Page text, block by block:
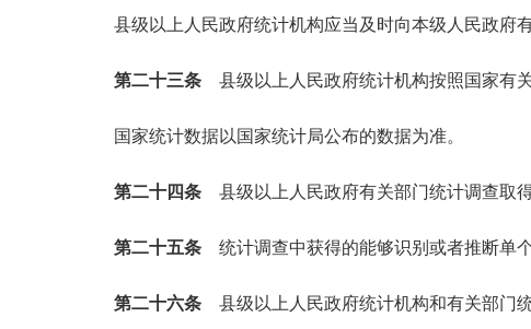
县级以上人民政府统计机构应当及时向本级人民政府有
第二十三条 县级以上人民政府统计机构按照国家有
国家统计数据以国家统计局公布的数据为准。
第二十四条 县级以上人民政府有关部门统计调查取
第二十五条 统计调查中获得的能够识别或者推断单
第二十六条 县级以上人民政府统计机构和有关部门